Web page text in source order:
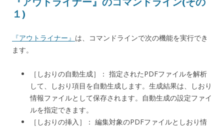
１)
『アウトライナー』 は、コマンドラインで次の機能を実行でき
ます。
［しおりの自動生成］： 指定されたPDFファイルを解析
して、しおり項目を自動生成します。生成結果は、しおり
情報ファイルとして保存されます。自動生成の設定ファイ
ルを指定できます。
［しおりの挿入］： 編集対象のPDFファイルとしおり情